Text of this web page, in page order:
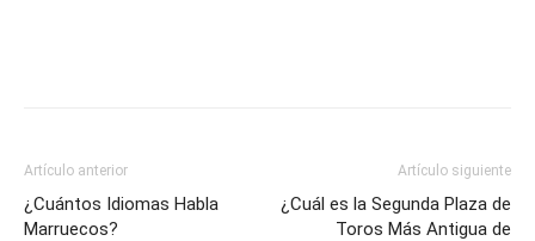
Artículo anterior
¿Cuántos Idiomas Habla
Marruecos?
Artículo siguiente
¿Cuál es la Segunda Plaza de
Toros Más Antigua de